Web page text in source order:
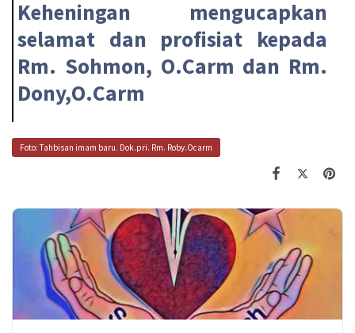
Keheningan mengucapkan
selamat dan profisiat kepada
Rm. Sohmon, O.Carm dan Rm.
Dony,O.Carm
Foto: Tahbisan imam baru. Dok.pri. Rm. Roby.Ocarm